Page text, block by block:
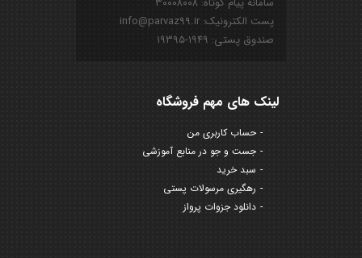
پست الکترونیک: info@parvaz99.ir
صندوق پستی: ۱۹۴۹-۱۹۳۹۵
لینک های مهم فروشگاه
حساب کاربری من
جست و جو در منابع آموزشی
سبد خرید
رهگیری مرسولات پستی
دانلود جزوات پرواز